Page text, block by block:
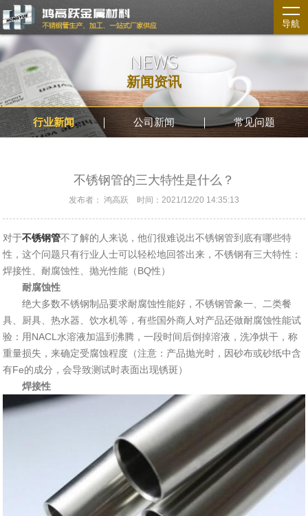
导航
NEWS
新闻资讯
行业新闻 公司新闻 常见问题
不锈钢管的三大特性是什么？
发布者： 鸿高跃 时间：2021/12/20 14:35:13
对于不锈钢管不了解的人来说，他们很难说出不锈钢管到底有哪些特
性，这个问题只有行业人士可以轻松地回答出来，不锈钢有三大特性：
焊接性、耐腐蚀性、抛光性能（BQ性）
耐腐蚀性
绝大多数不锈钢制品要求耐腐蚀性能好，不锈钢管象一、二类餐
具、厨具、热水器、饮水机等，有些国外商人对产品还做耐腐蚀性能试
验：用NACL水溶液加温到沸腾，一段时间后倒掉溶液，洗净烘干，称
重量损失，来确定受腐蚀程度（注意：产品抛光时，因砂布或砂纸中含
有Fe的成分，会导致测试时表面出现锈斑）
焊接性